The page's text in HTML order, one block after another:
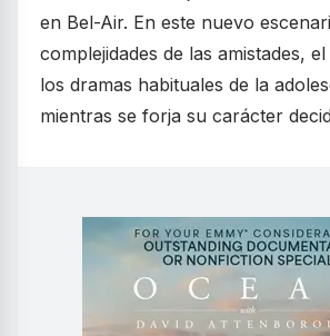
en Bel-Air. En este nuevo
complejidades de las amistades,
los dramas habituales de la
mientras se forja su carácter